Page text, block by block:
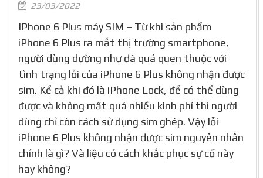
23/03/2022
IPhone 6 Plus máy SIM – Từ khi sản phẩm
iPhone 6 Plus ra mắt thị trường smartphone,
người dùng dường như đã quá quen thuộc với
tình trạng lỗi của iPhone 6 Plus không nhận được
sim. Kể cả khi đó là iPhone Lock, để có thể dùng
được và không mất quá nhiều kinh phí thì người
dùng chỉ còn cách sử dụng sim ghép. Vậy lỗi
iPhone 6 Plus không nhận được sim nguyên nhân
chính là gì? Và liệu có cách khắc phục sự cố này
hay không?